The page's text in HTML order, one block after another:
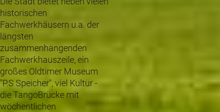
historischen
Fachwerkhäusern u.a. der
längsten
zusammenhängenden
Fachwerkhauszeile, ein
großes Oldtimer Museum
"P.S.Speicher", viel Kultur -
die TangoBrücke mit
wöchentlichen